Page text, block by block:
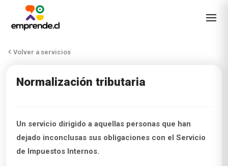
Volver a servicios
Normalización tributaria
Un servicio dirigido a aquellas personas que han
dejado inconclusas sus obligaciones con el Servicio
de Impuestos Internos.